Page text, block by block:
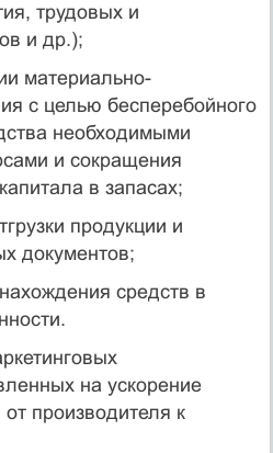
трудовых и
и др.);
материально-
с целью бесперебойного
необхо­димыми
и сокращения
в запасах;
продукции и
документов;
средств в
на ускорение
производителя к